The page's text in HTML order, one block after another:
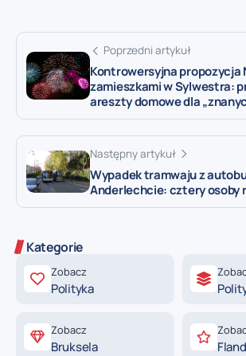
Poprzedni artykuł
Kontrowersyjna propozycja
zamieszkami w Sylwestra:
areszty domowe dla
Następny artykuł
Wypadek tramwaju z
Anderlechcie: cztery osoby
Kategorie
Zobacz
Polityka
Zobacz
Bruksela